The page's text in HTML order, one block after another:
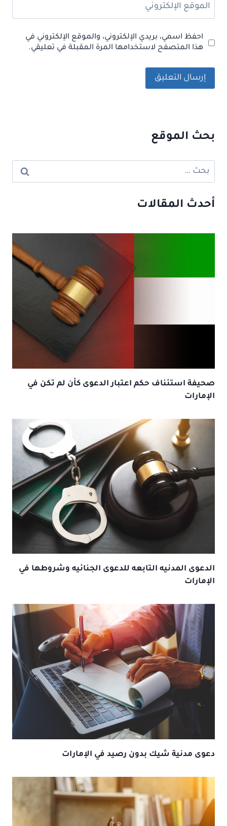
الموقع الإلكتروني
احفظ اسمي، بريدي الإلكتروني، والموقع الإلكتروني في
هذا المتصفح لاستخدامها المرة المقبلة في تعليقي.
بحث الموقع
البحث
عن:
أحدث المقالات
صحيفة استئناف حكم اعتبار الدعوى كأن لم تكن في
الإمارات
الدعوى المدنيه التابعه للدعوى الجنائيه وشروطها في
الإمارات
دعوى مدنية شيك بدون رصيد في الإمارات